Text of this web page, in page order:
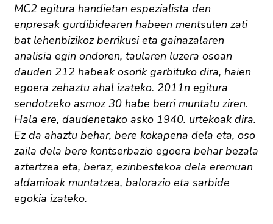
MC2 egitura handietan espezialista den
enpresak gurdibidearen habeen mentsulen zati
bat lehenbizikoz berrikusi eta gainazalaren
analisia egin ondoren, taularen luzera osoan
dauden 212 habeak osorik garbituko dira, haien
egoera zehaztu ahal izateko. 2011n egitura
sendotzeko asmoz 30 habe berri muntatu ziren.
Hala ere, daudenetako asko 1940. urtekoak dira.
Ez da ahaztu behar, bere kokapena dela eta, oso
zaila dela bere kontserbazio egoera behar bezala
aztertzea eta, beraz, ezinbestekoa dela eremuan
aldamioak muntatzea, balorazio eta sarbide
egokia izateko.